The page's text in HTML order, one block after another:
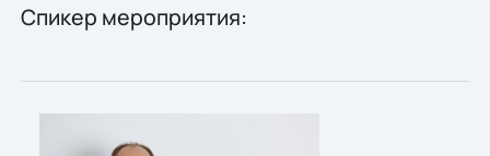
Спикер мероприятия: